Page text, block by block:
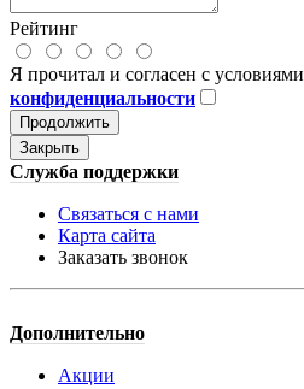
Рейтинг
Я прочитал и согласен с условиями
конфиденциальности
Продолжить
Закрыть
Служба поддержки
Связаться с нами
Карта сайта
Заказать звонок
Дополнительно
Акции